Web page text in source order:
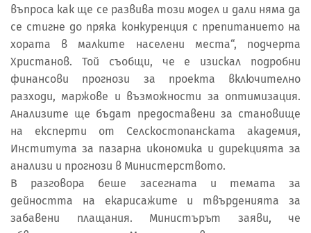
въпроса как ще се развива този модел и дали няма да
се стигне до пряка конкуренция с препитанието на
хората в малките населени места“, подчерта
Христанов. Той съобщи, че е изискал подробни
финансови прогнози за проекта включително
разходи, маржове и възможности за оптимизация.
Анализите ще бъдат предоставени за становище
на експерти от Селскостопанската академия,
Института за пазарна икономика и дирекцията за
анализи и прогнози в Министерството.
В разговора беше засегната и темата за
дейността на екарисажите и твърденията за
забавени плащания. Министърът заяви, че